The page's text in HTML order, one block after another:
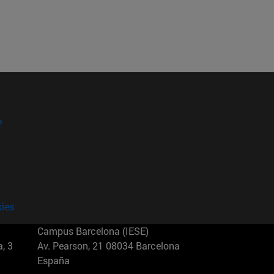
3
Campus Barcelona (IESE)
Av. Pearson, 21 08034 Barcelona
España